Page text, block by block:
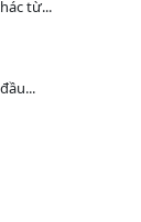
từ...